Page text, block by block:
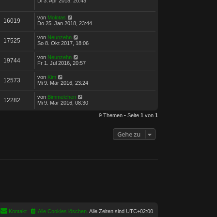
16019 von Molotas
Do 25. Jan 2018, 23:44
17525 von Neunzehn
So 8. Okt 2017, 18:06
19744 von Neunzehn
Fr 1. Jul 2016, 20:57
12573 von Kim
Mi 9. Mär 2016, 23:24
12282 von Bimmelchen
Mi 9. Mär 2016, 08:30
9 Themen • Seite 1 von 1
Gehe zu
Alle Zeiten sind UTC+02:00
Alle Cookies löschen
Kontakt